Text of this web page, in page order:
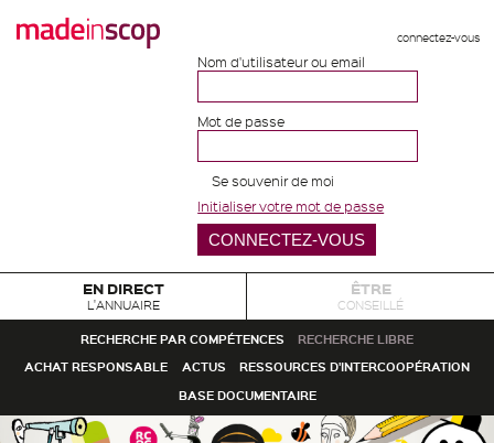
connectez-vous
Nom d'utilisateur ou email
Mot de passe
Se souvenir de moi
Initialiser votre mot de passe
EN DIRECT
L'ANNUAIRE
ÊTRE
CONSEILLÉ
RECHERCHE PAR COMPÉTENCES
RECHERCHE LIBRE
ACHAT RESPONSABLE
ACTUS
RESSOURCES D'INTERCOOPÉRATION
BASE DOCUMENTAIRE